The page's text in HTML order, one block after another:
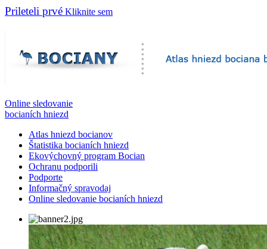
Prileteli prvé Kliknite sem
Online sledovanie
bocianích hniezd
Atlas hniezd bocianov
Štatistika bocianích hniezd
Ekovýchovný program Bocian
Ochranu podporili
Podporte
Informačný spravodaj
Online sledovanie bocianích hniezd